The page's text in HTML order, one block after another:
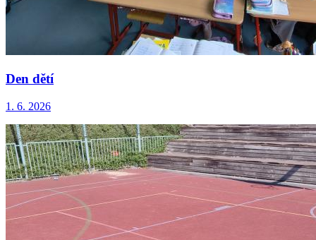
Den dětí
1. 6. 2026